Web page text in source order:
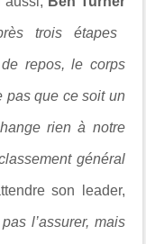
trois étapes
repos, le corps
pas que ce soit un
rien à notre
général
son leader,
l’assurer, mais